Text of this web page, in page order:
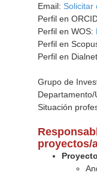
Email: Solicitar
Perfil en
Perfil en WOS:
Perfil en
Perfil en
Grupo de
Departamento/
Situación
proyectos/